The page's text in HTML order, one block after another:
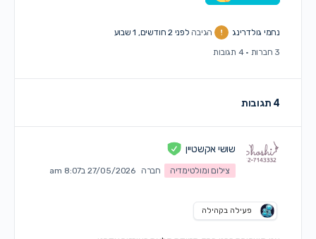
נחמי גולדרינג הגיבה לפני 2 חודשים, 1 שבוע
3 חברות
· 4 תגובות
4 תגובות
שושי אקשטיין
צילום ומולטימדיה חברה 27/05/2026 ב8:07 am
פעילה בקהילה